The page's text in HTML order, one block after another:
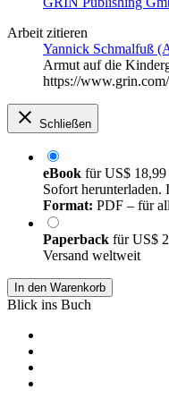
Arbeit zitieren
Yannick Schmalfuß
Armut auf die
https://
Schließen
eBook fürUS$ 18,99
Sofort
Format: PDF – für
Paperback fürUS$
Versand weltweit
In den Warenkorb
Blick ins Buch